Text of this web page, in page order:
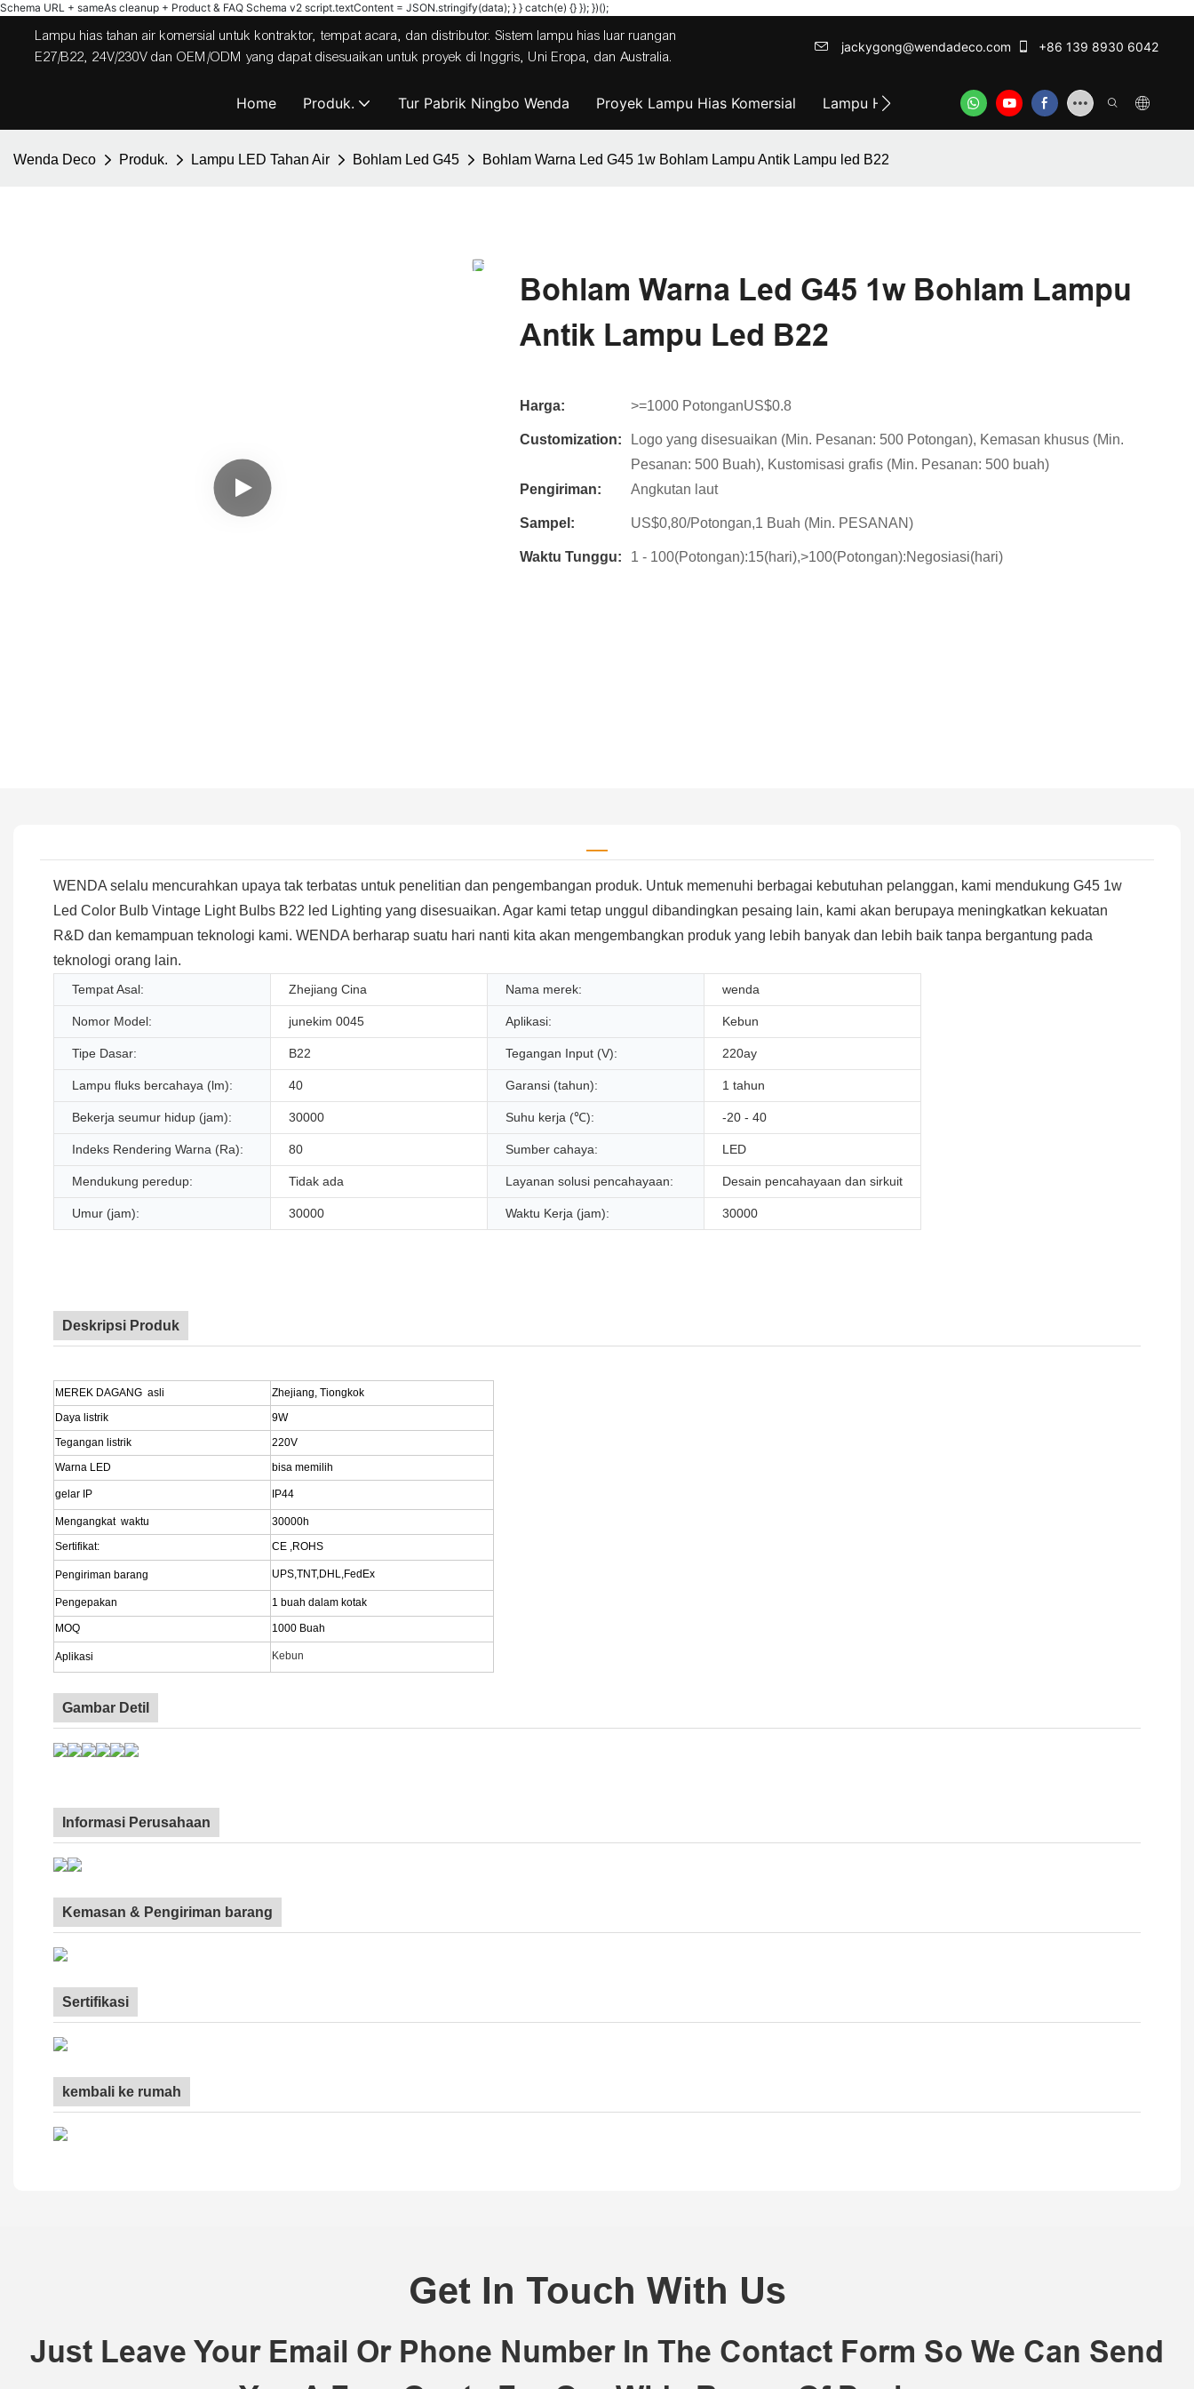
Schema URL + sameAs cleanup + Product & FAQ Schema v2 script.textContent = JSON.stringify(data); } } catch(e) {} }); })();
Lampu hias tahan air komersial untuk kontraktor, tempat acara, dan distributor. Sistem lampu hias luar ruangan
E27/B22, 24V/230V dan OEM/ODM yang dapat disesuaikan untuk proyek di Inggris, Uni Eropa, dan Australia.
jackygong@wendadeco.com​​​​​​​ +86 139 8930 6042
Home Produk. Tur Pabrik Ningbo Wenda Proyek Lampu Hias Komersial Lampu Hias Terbaik ODM/OEM SERVICE
Wenda Deco Produk. Lampu LED Tahan Air Bohlam Led G45 Bohlam Warna Led G45 1w Bohlam Lampu Antik Lampu led B22
Bohlam Warna Led G45 1w Bohlam Lampu
Antik Lampu Led B22
Harga: >=1000 PotonganUS$0.8
Customization:
Logo yang disesuaikan (Min. Pesanan: 500 Potongan), Kemasan khusus (Min.
Pesanan: 500 Buah), Kustomisasi grafis (Min. Pesanan: 500 buah)
Pengiriman:
Angkutan laut
Sampel: US$0,80/Potongan,1 Buah (Min. PESANAN)
Waktu Tunggu: 1 - 100(Potongan):15(hari),>100(Potongan):Negosiasi(hari)
WENDA selalu mencurahkan upaya tak terbatas untuk penelitian dan pengembangan produk. Untuk memenuhi berbagai kebutuhan pelanggan, kami mendukung G45 1w
Led Color Bulb Vintage Light Bulbs B22 led Lighting yang disesuaikan. Agar kami tetap unggul dibandingkan pesaing lain, kami akan berupaya meningkatkan kekuatan
R&D dan kemampuan teknologi kami. WENDA berharap suatu hari nanti kita akan mengembangkan produk yang lebih banyak dan lebih baik tanpa bergantung pada
teknologi orang lain.
Tempat Asal: Zhejiang Cina Nama merek: wenda
Nomor Model: junekim 0045 Aplikasi: Kebun
Tipe Dasar: B22 Tegangan Input (V): 220ay
Lampu fluks bercahaya (lm): 40 Garansi (tahun): 1 tahun
Bekerja seumur hidup (jam): 30000 Suhu kerja (℃): -20 - 40
Indeks Rendering Warna (Ra): 80 Sumber cahaya: LED
Mendukung peredup: Tidak ada Layanan solusi pencahayaan: Desain pencahayaan dan sirkuit
Umur (jam): 30000 Waktu Kerja (jam): 30000
Deskripsi Produk
MEREK DAGANG asli
Zhejiang, Tiongkok
Daya listrik
9W
Tegangan listrik
220V
Warna LED
bisa memilih
gelar IP IP44
Mengangkat waktu
30000h
Sertifikat:
CE ,ROHS
Pengiriman barang UPS,TNT,DHL,FedEx
Pengepakan 1 buah dalam kotak
MOQ 1000 Buah
Aplikasi Kebun
Gambar Detil
Informasi Perusahaan
Kemasan & Pengiriman barang
Sertifikasi
kembali ke rumah
Get In Touch With Us
Just Leave Your Email Or Phone Number In The Contact Form So We Can Send